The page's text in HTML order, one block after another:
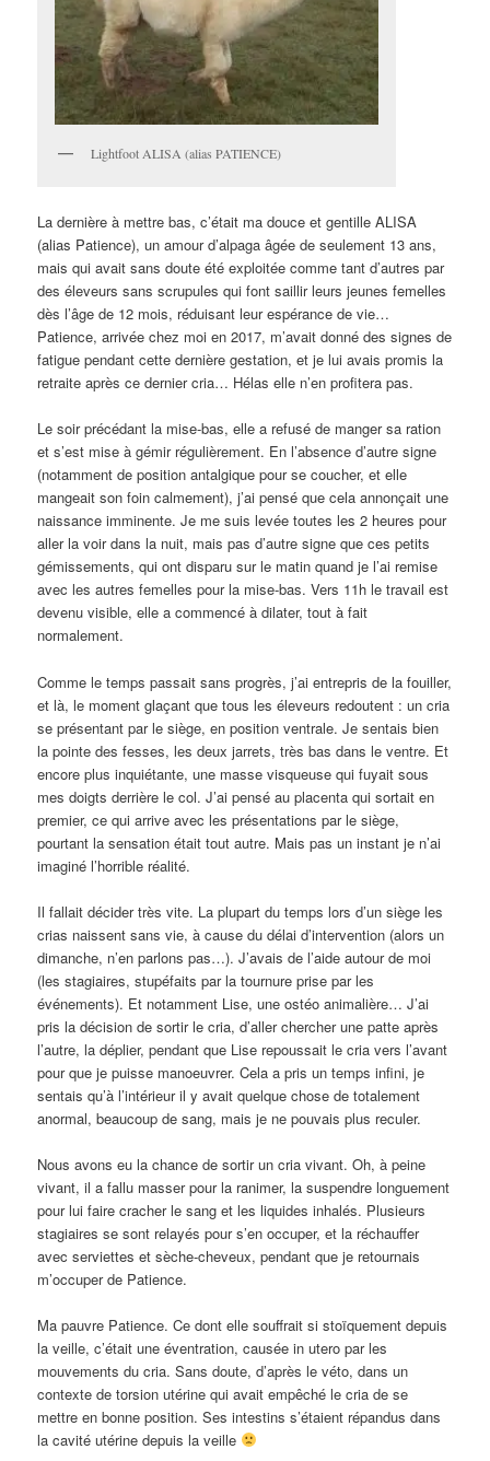
Lightfoot ALISA (alias PATIENCE)
La dernière à mettre bas, c’était ma douce et gentille ALISA
(alias Patience), un amour d’alpaga âgée de seulement 13 ans,
mais qui avait sans doute été exploitée comme tant d’autres par
des éleveurs sans scrupules qui font saillir leurs jeunes femelles
dès l’âge de 12 mois, réduisant leur espérance de vie…
Patience, arrivée chez moi en 2017, m’avait donné des signes de
fatigue pendant cette dernière gestation, et je lui avais promis la
retraite après ce dernier cria… Hélas elle n’en profitera pas.
Le soir précédant la mise-bas, elle a refusé de manger sa ration
et s’est mise à gémir régulièrement. En l’absence d’autre signe
(notamment de position antalgique pour se coucher, et elle
mangeait son foin calmement), j’ai pensé que cela annonçait une
naissance imminente. Je me suis levée toutes les 2 heures pour
aller la voir dans la nuit, mais pas d’autre signe que ces petits
gémissements, qui ont disparu sur le matin quand je l’ai remise
avec les autres femelles pour la mise-bas. Vers 11h le travail est
devenu visible, elle a commencé à dilater, tout à fait
normalement.
Comme le temps passait sans progrès, j’ai entrepris de la fouiller,
et là, le moment glaçant que tous les éleveurs redoutent : un cria
se présentant par le siège, en position ventrale. Je sentais bien
la pointe des fesses, les deux jarrets, très bas dans le ventre. Et
encore plus inquiétante, une masse visqueuse qui fuyait sous
mes doigts derrière le col. J’ai pensé au placenta qui sortait en
premier, ce qui arrive avec les présentations par le siège,
pourtant la sensation était tout autre. Mais pas un instant je n’ai
imaginé l’horrible réalité.
Il fallait décider très vite. La plupart du temps lors d’un siège les
crias naissent sans vie, à cause du délai d’intervention (alors un
dimanche, n’en parlons pas…). J’avais de l’aide autour de moi
(les stagiaires, stupéfaits par la tournure prise par les
événements). Et notamment Lise, une ostéo animalière… J’ai
pris la décision de sortir le cria, d’aller chercher une patte après
l’autre, la déplier, pendant que Lise repoussait le cria vers l’avant
pour que je puisse manoeuvrer. Cela a pris un temps infini, je
sentais qu’à l’intérieur il y avait quelque chose de totalement
anormal, beaucoup de sang, mais je ne pouvais plus reculer.
Nous avons eu la chance de sortir un cria vivant. Oh, à peine
vivant, il a fallu masser pour la ranimer, la suspendre longuement
pour lui faire cracher le sang et les liquides inhalés. Plusieurs
stagiaires se sont relayés pour s’en occuper, et la réchauffer
avec serviettes et sèche-cheveux, pendant que je retournais
m’occuper de Patience.
Ma pauvre Patience. Ce dont elle souffrait si stoïquement depuis
la veille, c’était une éventration, causée in utero par les
mouvements du cria. Sans doute, d’après le véto, dans un
contexte de torsion utérine qui avait empêché le cria de se
mettre en bonne position. Ses intestins s’étaient répandus dans
la cavité utérine depuis la veille